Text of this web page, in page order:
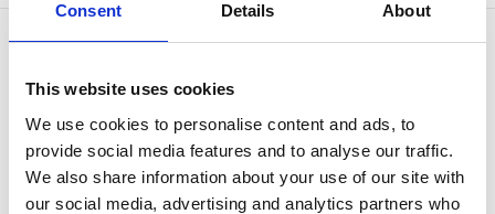
Consent Details About
This website uses cookies
We use cookies to personalise content and ads, to
provide social media features and to analyse our traffic.
We also share information about your use of our site with
our social media, advertising and analytics partners who